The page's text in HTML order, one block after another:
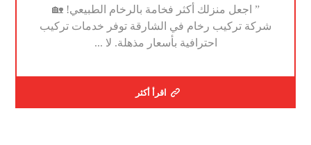
” اجعل منزلك أكثر فخامة بالرخام الطبيعي! 🏡
شركة تركيب رخام في الشارقة توفر خدمات تركيب
احترافية بأسعار مذهلة. لا ...
اقرأ أكثر